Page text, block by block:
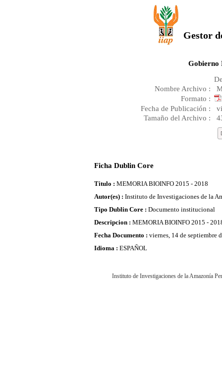
Gestor
Nombre Archivo :
Formato :
Fecha de Publicación :
Tamaño del Archivo :
Ficha Dublin Core
Titulo : MEMORIA BIOINFO 2015 - 2018
Autor(es) : Instituto de Investigaciones de la
Tipo Dublin Core : Documento institucional
Descripcion : MEMORIA BIOINFO 2015 -
Fecha Documento : viernes, 14 de septiembre
Idioma : ESPAÑOL
Instituto de Investigaciones de la Amazonía